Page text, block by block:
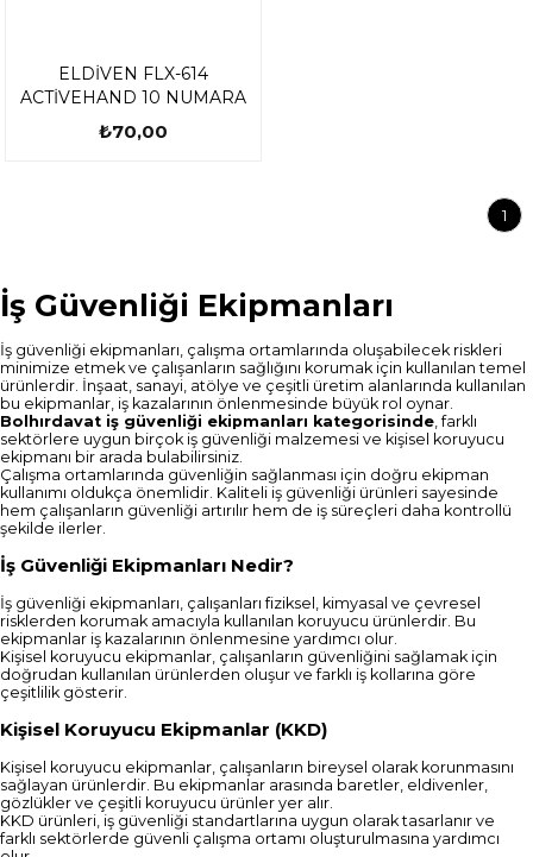
ELDİVEN FLX-614
ACTİVEHAND 10 NUMARA
₺70,00
1
İş Güvenliği Ekipmanları
İş güvenliği ekipmanları, çalışma ortamlarında oluşabilecek riskleri
minimize etmek ve çalışanların sağlığını korumak için kullanılan temel
ürünlerdir. İnşaat, sanayi, atölye ve çeşitli üretim alanlarında kullanılan
bu ekipmanlar, iş kazalarının önlenmesinde büyük rol oynar.
Bolhırdavat iş güvenliği ekipmanları kategorisinde , farklı
sektörlere uygun birçok iş güvenliği malzemesi ve kişisel koruyucu
ekipmanı bir arada bulabilirsiniz.
Çalışma ortamlarında güvenliğin sağlanması için doğru ekipman
kullanımı oldukça önemlidir. Kaliteli iş güvenliği ürünleri sayesinde
hem çalışanların güvenliği artırılır hem de iş süreçleri daha kontrollü
şekilde ilerler.
İş Güvenliği Ekipmanları Nedir?
İş güvenliği ekipmanları, çalışanları fiziksel, kimyasal ve çevresel
risklerden korumak amacıyla kullanılan koruyucu ürünlerdir. Bu
ekipmanlar iş kazalarının önlenmesine yardımcı olur.
Kişisel koruyucu ekipmanlar, çalışanların güvenliğini sağlamak için
doğrudan kullanılan ürünlerden oluşur ve farklı iş kollarına göre
çeşitlilik gösterir.
Kişisel Koruyucu Ekipmanlar (KKD)
Kişisel koruyucu ekipmanlar, çalışanların bireysel olarak korunmasını
sağlayan ürünlerdir. Bu ekipmanlar arasında baretler, eldivenler,
gözlükler ve çeşitli koruyucu ürünler yer alır.
KKD ürünleri, iş güvenliği standartlarına uygun olarak tasarlanır ve
farklı sektörlerde güvenli çalışma ortamı oluşturulmasına yardımcı